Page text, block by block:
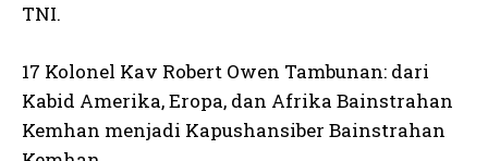
TNI.
17 Kolonel Kav Robert Owen Tambunan: dari
Kabid Amerika, Eropa, dan Afrika Bainstrahan
Kemhan menjadi Kapushansiber Bainstrahan